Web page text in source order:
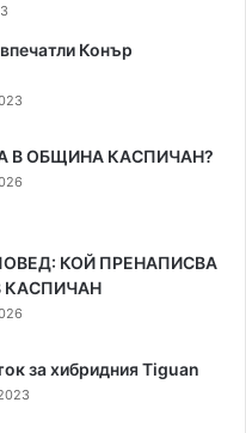
Конър
В ОБЩИНА КАСПИЧАН?
КОЙ ПРЕНАПИСВА
КАСПИЧАН
за хибридния Tiguan